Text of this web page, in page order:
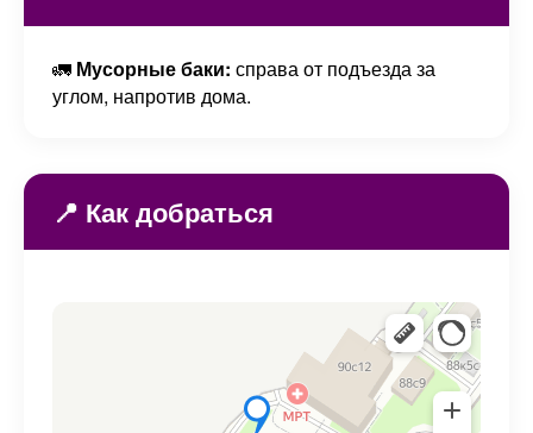
🚛 Мусорные баки: справа от подъезда за
углом, напротив дома.
📍 Как добраться